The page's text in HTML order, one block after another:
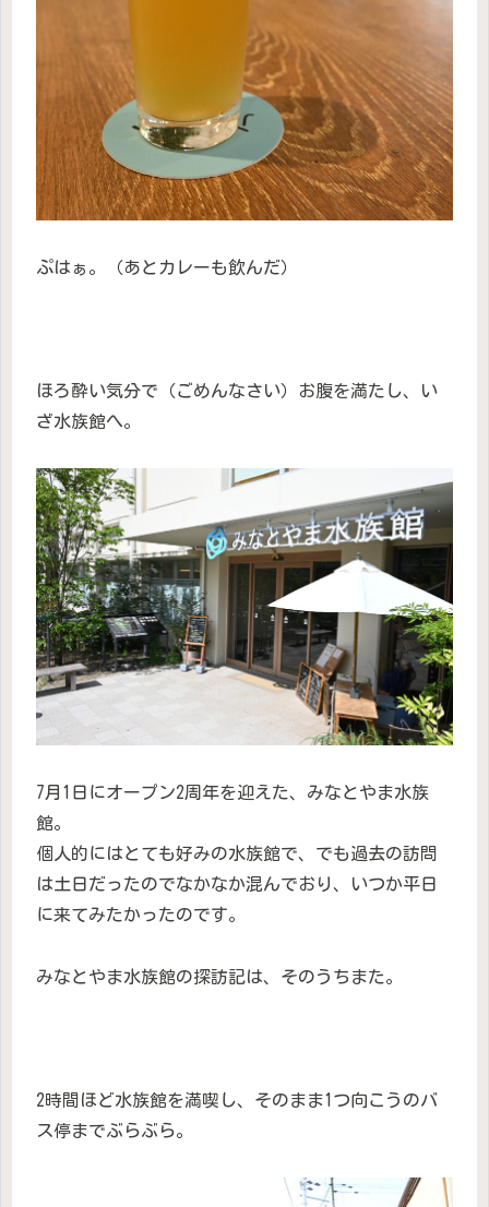
ぷはぁ。（あとカレーも飲んだ）
ほろ酔い気分で（ごめんなさい）お腹を満たし、い
ざ水族館へ。
7月1日にオープン2周年を迎えた、みなとやま水族
館。
個人的にはとても好みの水族館で、でも過去の訪問
は土日だったのでなかなか混んでおり、いつか平日
に来てみたかったのです。
みなとやま水族館の探訪記は、そのうちまた。
2時間ほど水族館を満喫し、そのまま1つ向こうのバ
ス停までぶらぶら。